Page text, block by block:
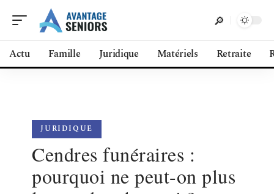
Actu Famille Juridique Matériels Retraite
JURIDIQUE
Cendres funéraires :
pourquoi ne peut-on plus